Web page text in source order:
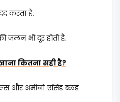
करता है.
जलन भी दूर होती है.
कितना सही है?
और अमीनो एसिड ब्लड